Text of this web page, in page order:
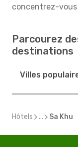
concentrez-vous
Parcourez
destinations
Villes
Hôtels ... Sa Khu